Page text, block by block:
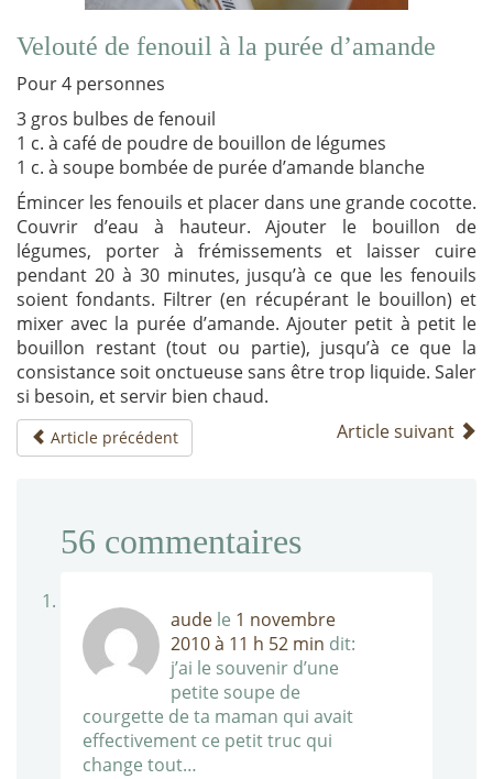
Velouté de fenouil à la purée d’amande
Pour 4 personnes
3 gros bulbes de fenouil
1 c. à café de poudre de bouillon de légumes
1 c. à soupe bombée de purée d’amande blanche
Émincer les fenouils et placer dans une grande cocotte.
Couvrir d’eau à hauteur. Ajouter le bouillon de
légumes, porter à frémissements et laisser cuire
pendant 20 à 30 minutes, jusqu’à ce que les fenouils
soient fondants. Filtrer (en récupérant le bouillon) et
mixer avec la purée d’amande. Ajouter petit à petit le
bouillon restant (tout ou partie), jusqu’à ce que la
consistance soit onctueuse sans être trop liquide. Saler
si besoin, et servir bien chaud.
Article précédent Article suivant
56 commentaires
aude le 1 novembre
2010 à 11 h 52 min dit:
j’ai le souvenir d’une
petite soupe de
courgette de ta maman qui avait
effectivement ce petit truc qui
change tout…